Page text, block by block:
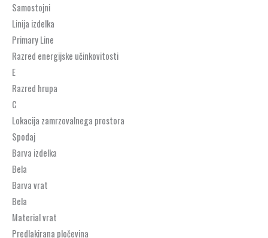
Samostojni
Linija izdelka
Primary Line
Razred energijske učinkovitosti
E
Razred hrupa
C
Lokacija zamrzovalnega prostora
Spodaj
Barva izdelka
Bela
Barva vrat
Bela
Material vrat
Predlakirana pločevina